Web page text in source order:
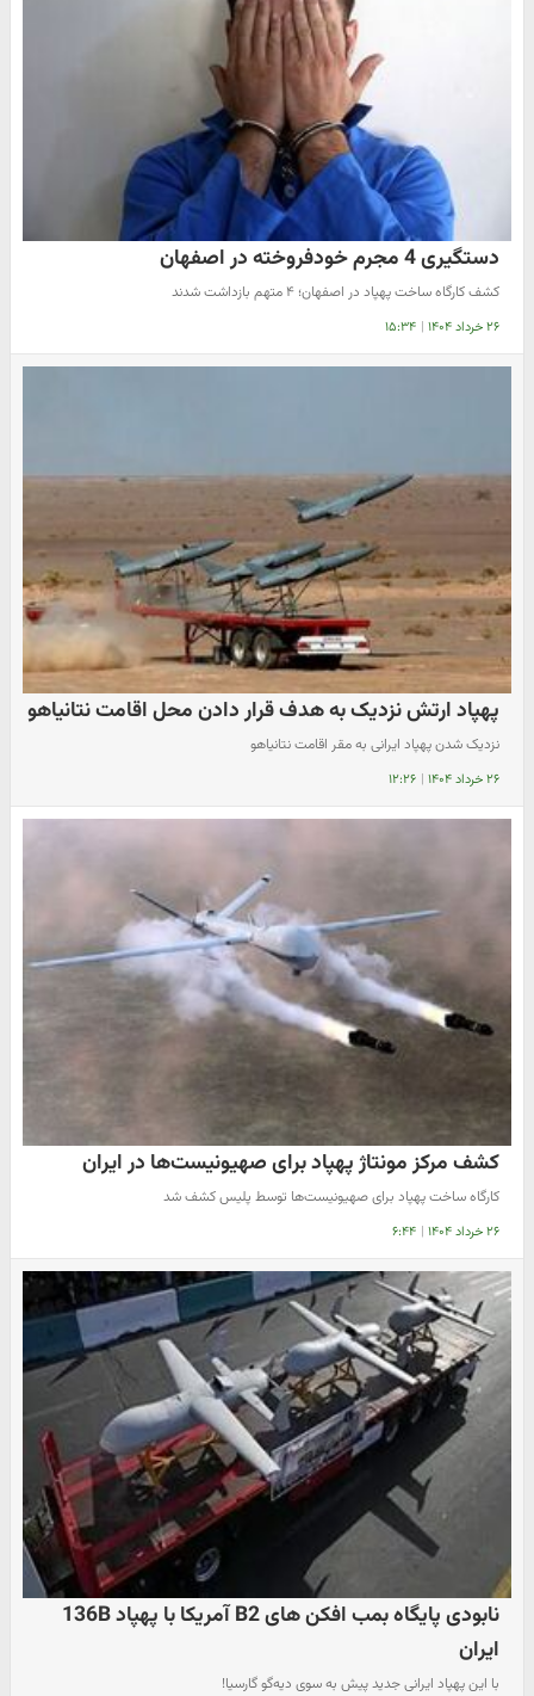
دستگیری 4 مجرم خودفروخته در اصفهان
کشف کارگاه ساخت پهپاد در اصفهان؛ ۴ متهم بازداشت شدند
۲۶ خرداد ۱۴۰۴ | ۱۵:۳۴
پهپاد ارتش نزدیک به هدف قرار دادن محل اقامت نتانیاهو
نزدیک شدن پهپاد ایرانی به مقر اقامت نتانیاهو
۲۶ خرداد ۱۴۰۴ | ۱۲:۲۶
کشف مرکز مونتاژ پهپاد برای صهیونیست‌ها در ایران
کارگاه ساخت پهپاد برای صهیونیست‌ها توسط پلیس کشف شد
۲۶ خرداد ۱۴۰۴ | ۶:۴۴
نابودی پایگاه بمب افکن های B2 آمریکا با پهپاد 136B
ایران
با این پهپاد ایرانی جدید پیش به سوی دیه‌گو گارسیا!